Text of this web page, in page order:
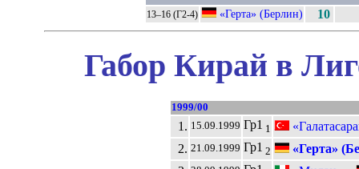
13–16 (Г2-4) «Герта» (Берлин) 10
Габор Кирай в
1999/00
1. 15.09.1999 Гр1 1
2. 21.09.1999 Гр1 2
«Герта»